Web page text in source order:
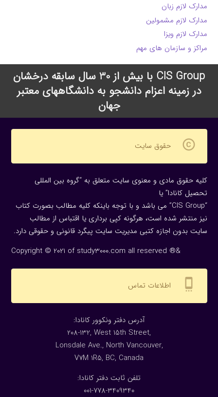
مدارک لازم زبان
مدارک لازم مشمولین
مدارک لازم ویزا
مراکز و سازمان های مهم
CIS Group با بیش از 30 سال سابقه درخشان
در زمینه اعزام دانشجو به دانشگاههای معتبر
جهان
copyright حقوق سایت
کلیه حقوق مادی و معنوی سایت متعلق به “گروه بین المللی
تحصیل کانادا” یا
“CIS Group” می باشد و با توجه باینکه کلیه مطالب بصورت کتاب
نیز منتشر شده است، هرگونه كپی برداری یا اقتباس از مطالب
سایت بدون اجازه كتبی مدیریت سایت پیگرد قانونی و حقوقی دارد.
Copyright © 2021 of study3000.com all reserved ®&
settings_cell اطلاعات تماس
:آدرس دفتر ونکوور کانادا
208-132, West 15th Street,
Lonsdale Ave., North Vancouver,
V7M 1R5, BC, Canada
:تلفن ثابت دفتر کانادا
001-778-3409340